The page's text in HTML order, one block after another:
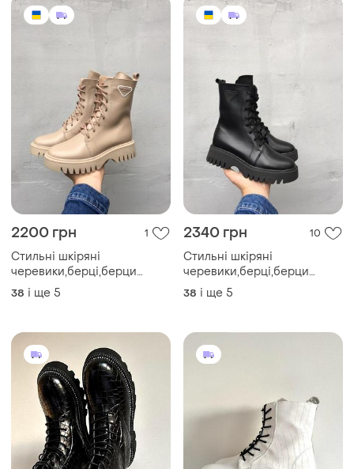
2200 грн 1
Стильні шкіряні
черевики,берці,берци
жіночі бежеві
осінні,весняні (осінь-весна
38 і ще 5
2340 грн 10
Стильні шкіряні
черевики,берці,берци
жіночі чорні осінні,весняні
(осінь-весна 2022-2023)
38 і ще 5